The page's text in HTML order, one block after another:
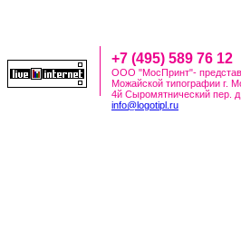
+7 (495) 589 76 12
ООО "МосПринт"-
Можайской типографии г.
4й Сыромятнический пер.
info@logotipl.ru